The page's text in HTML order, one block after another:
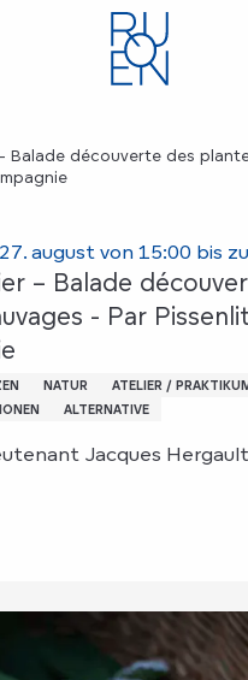
Balade découverte des
august von 15:00 bis
– Balade
- Par
NATUR
ATELIER /
ALTERNATIVE
Jacques